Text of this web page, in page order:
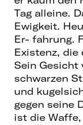
Tag alleine.
Ewigkeit.
Er- fahrung.
Existenz, die
Sein Gesicht
schwarzen
und
gegen seine
ist die